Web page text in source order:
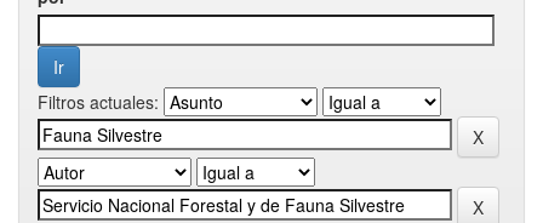
Filtros actuales: